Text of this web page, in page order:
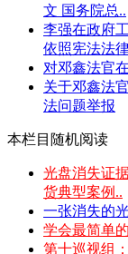
文 国务院总..
李强在政府
依照宪法法
对邓鑫法官
关于邓鑫法
法问题举报
本栏目随机阅读
光盘消失证
货典型案例..
一张消失的
学会最简单
第十巡视组